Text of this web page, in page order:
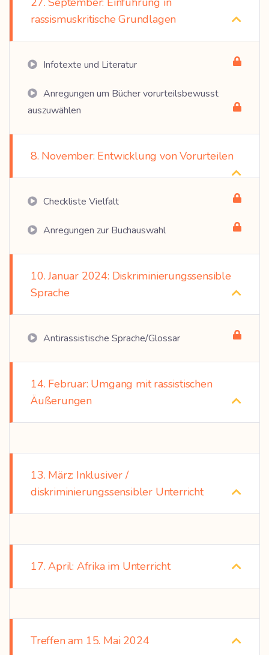
rassismuskritische Grundlagen
Infotexte und Literatur
Anregungen um Bücher vorurteilsbewusst
auszuwählen
8. November: Entwicklung von Vorurteilen
Checkliste Vielfalt
Anregungen zur Buchauswahl
10. Januar 2024: Diskriminierungssensible
Sprache
Antirassistische Sprache/Glossar
14. Februar: Umgang mit rassistischen
Äußerungen
13. März: Inklusiver /
diskriminierungssensibler Unterricht
17. April: Afrika im Unterricht
Treffen am 15. Mai 2024